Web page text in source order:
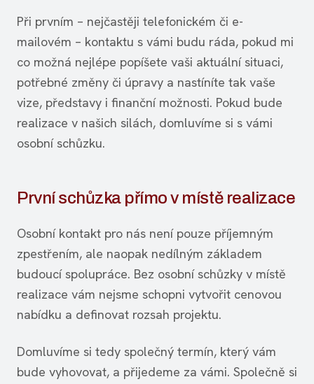
Při prvním – nejčastěji telefonickém či e-
mailovém – kontaktu s vámi budu ráda, pokud mi
co možná nejlépe popíšete vaši aktuální situaci,
potřebné změny či úpravy a nastíníte tak vaše
vize, představy i finanční možnosti. Pokud bude
realizace v našich silách, domluvíme si s vámi
osobní schůzku.
První schůzka přímo v místě realizace
Osobní kontakt pro nás není pouze příjemným
zpestřením, ale naopak nedílným základem
budoucí spolupráce. Bez osobní schůzky v místě
realizace vám nejsme schopni vytvořit cenovou
nabídku a definovat rozsah projektu.
Domluvíme si tedy společný termín, který vám
bude vyhovovat, a přijedeme za vámi. Společně si